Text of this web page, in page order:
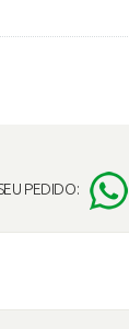
PEDIDO: